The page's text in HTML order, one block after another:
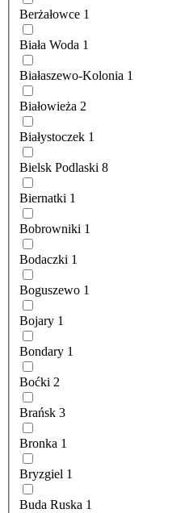
Berżałowce 1
Biała Woda 1
Białaszewo-Kolonia 1
Białowieża 2
Białystoczek 1
Bielsk Podlaski 8
Biernatki 1
Bobrowniki 1
Bodaczki 1
Boguszewo 1
Bojary 1
Bondary 1
Boćki 2
Brańsk 3
Bronka 1
Bryzgiel 1
Buda Ruska 1